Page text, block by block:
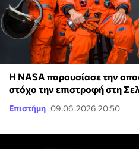
Η NASA παρουσίασε την
στόχο την επιστροφή στη
Επιστήμη 09.06.2026 20:50